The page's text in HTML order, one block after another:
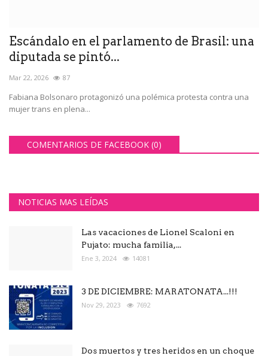
Escándalo en el parlamento de Brasil: una
diputada se pintó...
Mar 22, 2026 87
Fabiana Bolsonaro protagonizó una polémica protesta contra una
mujer trans en plena...
COMENTARIOS DE FACEBOOK (0)
NOTICIAS MAS LEÍDAS
Las vacaciones de Lionel Scaloni en
Pujato: mucha familia,...
Ene 3, 2024 14081
3 DE DICIEMBRE: MARATONATA...!!!
Nov 29, 2023 7692
Dos muertos y tres heridos en un choque